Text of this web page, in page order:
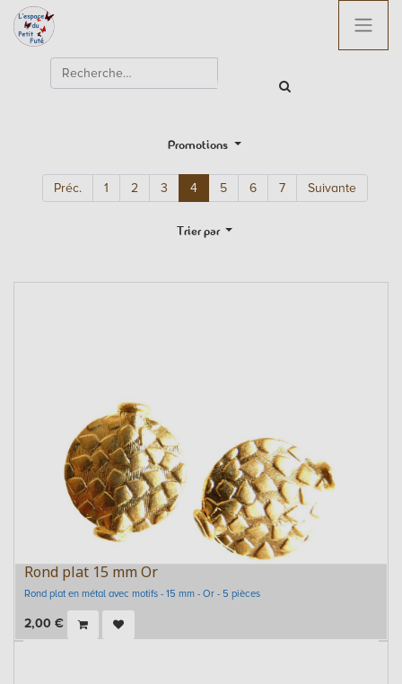
Promotions
Préc. 1 2 3 4 5 6 7 Suivante
Trier par
Rond plat 15 mm Or
Rond plat en métal avec motifs - 15 mm - Or - 5 pièces
2,00 €